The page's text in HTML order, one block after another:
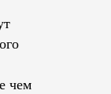
чем